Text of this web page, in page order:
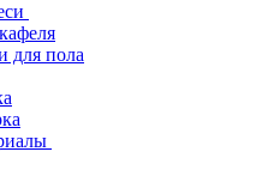
для пола